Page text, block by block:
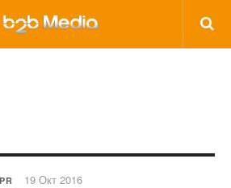
19 Окт 2016